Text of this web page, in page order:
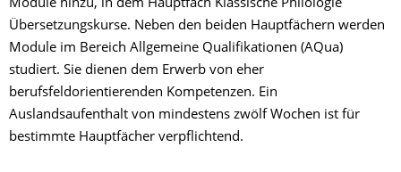
Module hinzu, in dem Hauptfach Klassische Philologie
Übersetzungskurse. Neben den beiden Hauptfächern werden
Module im Bereich Allgemeine Qualifikationen (AQua)
studiert. Sie dienen dem Erwerb von eher
berufsfeldorientierenden Kompetenzen. Ein
Auslandsaufenthalt von mindestens zwölf Wochen ist für
bestimmte Hauptfächer verpflichtend.